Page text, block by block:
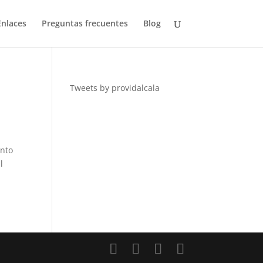
Preguntas frecuentes Blog
Tweets by providalcala